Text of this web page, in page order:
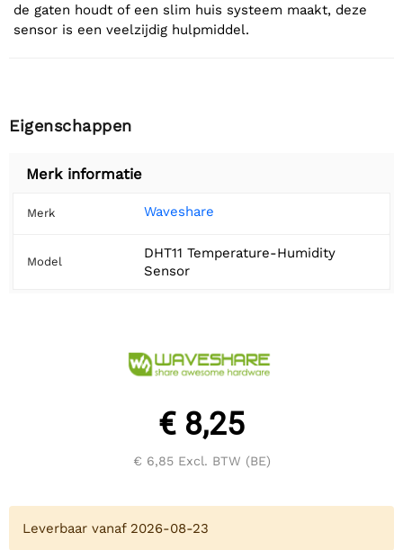
de gaten houdt of een slim huis systeem maakt, deze
sensor is een veelzijdig hulpmiddel.
Eigenschappen
Merk informatie
Merk Waveshare
Model
DHT11 Temperature-Humidity
Sensor
€ 8,25
€ 6,85Excl. BTW (BE)
Leverbaar vanaf 2026-08-23